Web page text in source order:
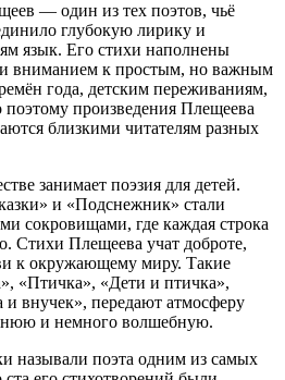
— один из тех поэтов, чьё
глубокую лирику и
язык. Его стихи наполнены
и вниманием к простым, но важным
года, детским переживаниям,
произведения Плещеева
близкими читателям разных
занимает поэзия для детей.
и «Подснежник» стали
сокровищами, где каждая строка
Стихи Плещеева учат доброте,
к окружающему миру. Такие
«Птичка», «Дети и птичка»,
внучек», передают атмосферу
и немного волшебную.
называли поэта одним из самых